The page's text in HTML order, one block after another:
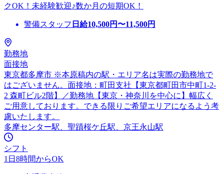
クOK！未経験歓迎♪数か月の短期OK！
警備スタッフ 日給10,500円〜11,500円
勤務地
面接地
東京都多摩市 ※本原稿内の駅・エリア名は実際の勤務地で
はございません。面接地：町田支社【東京都町田市中町1-2-
2 森町ビル2階】／勤務地【東京・神奈川を中心に】幅広く
ご用意しております。できる限りご希望エリアになるよう考
慮いたします。
多摩センター駅、聖蹟桜ケ丘駅、京王永山駅
シフト
1日8時間からOK